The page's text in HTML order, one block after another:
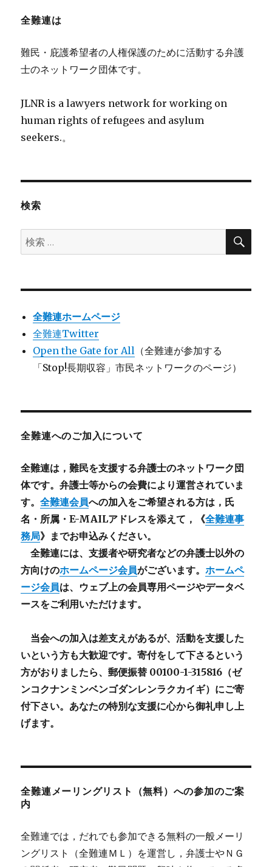
全難連は
難民・庇護希望者の人権保護のために活動する弁護
士のネットワーク団体です。
JLNR is a lawyers network for working on
human rights of refugees and asylum
seekers.。
検索
検
索:
検
全難連ホームページ
全難連Twitter
Open the Gate for All （全難連が参加する
「Stop!長期収容」市民ネットワークのページ）
全難連へのご加入について
全難連は，難民を支援する弁護士のネットワーク団
体です。弁護士等からの会費により運営されていま
す。全難連会員への加入をご希望される方は，氏
名・所属・E-MAILアドレスを添えて，《全難連事
務局》までお申込みください。
全難連には、支援者や研究者などの弁護士以外の
方向けのホームページ会員がございます。ホームペ
ージ会員は、ウェブ上の会員専用ページやデータベ
ースをご利用いただけます。
当会への加入は差支えがあるが、活動を支援した
いという方も大歓迎です。寄付をして下さるという
方がおりましたら、郵便振替 00100-1-315816（ゼ
ンコクナンミンベンゴダンレンラクカイギ）にご寄
付下さい。あなたの特別な支援に心から御礼申し上
げます。
全難連メーリングリスト（無料）への参加のご案
内
全難連では，だれでも参加できる無料の一般メーリ
ングリスト（全難連ＭＬ）を運営し，弁護士やＮＧ